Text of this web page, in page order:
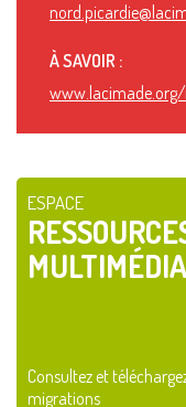
À SAVOIR :
ESPACE
MULTIMÉDIA
Consultez et
migrations